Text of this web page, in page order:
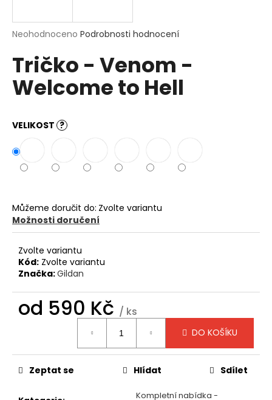
Průměrné
produktu
0,0
z
Neohodnoceno Podrobnosti hodnocení
Tričko - Venom -
Welcome to Hell
VELIKOST ?
Můžeme doručit do: Zvolte variantu
Možnosti doručení
Zvolte variantu
Kód: Zvolte variantu
Značka:Gildan
od 590 Kč / ks
DO KOŠÍKU
Kompletní nabídka -
Zeptat se Hlídat Sdílet
j
t
?
HLEDAT
o
p
o
u
č
u
e
TRIČKO